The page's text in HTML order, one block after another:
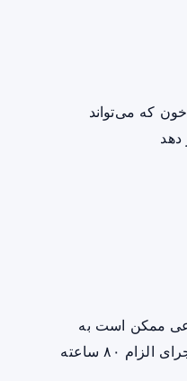
که می‌تواند
دهد
ممکن است به
مشمولان Medicaid برای اجرای الزام ۸۰ ساعته